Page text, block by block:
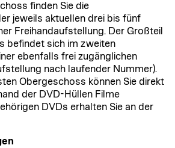
finden Sie die
jeweils aktuellen drei bis fünf
Freihandaufstellung. Der Großteil
befindet sich im zweiten
ebenfalls frei zugänglichen
nach laufender Nummer).
Obergeschoss können Sie direkt
der DVD-Hüllen Filme
DVDs erhalten Sie an der